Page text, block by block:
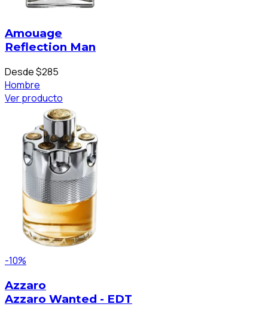
Amouage
Reflection Man
Desde $285
Hombre
Ver producto
-10%
Azzaro
Azzaro Wanted - EDT